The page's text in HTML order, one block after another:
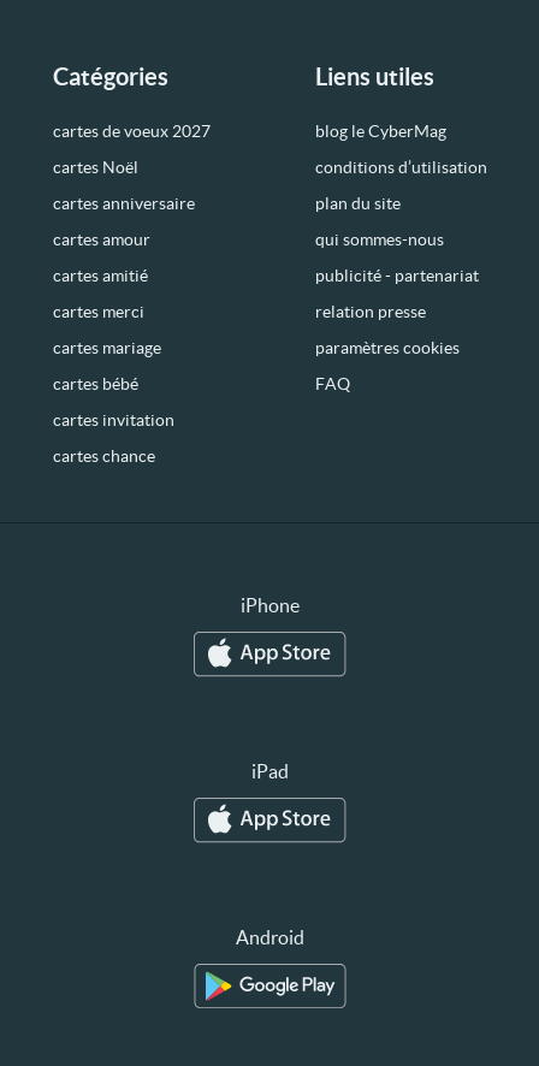
Catégories
cartes de voeux 2027
cartes Noël
cartes anniversaire
cartes amour
cartes amitié
cartes merci
cartes mariage
cartes bébé
cartes invitation
cartes chance
Liens utiles
blog le CyberMag
conditions d’utilisation
plan du site
qui sommes-nous
publicité - partenariat
relation presse
paramètres cookies
FAQ
iPhone
iPad
Android